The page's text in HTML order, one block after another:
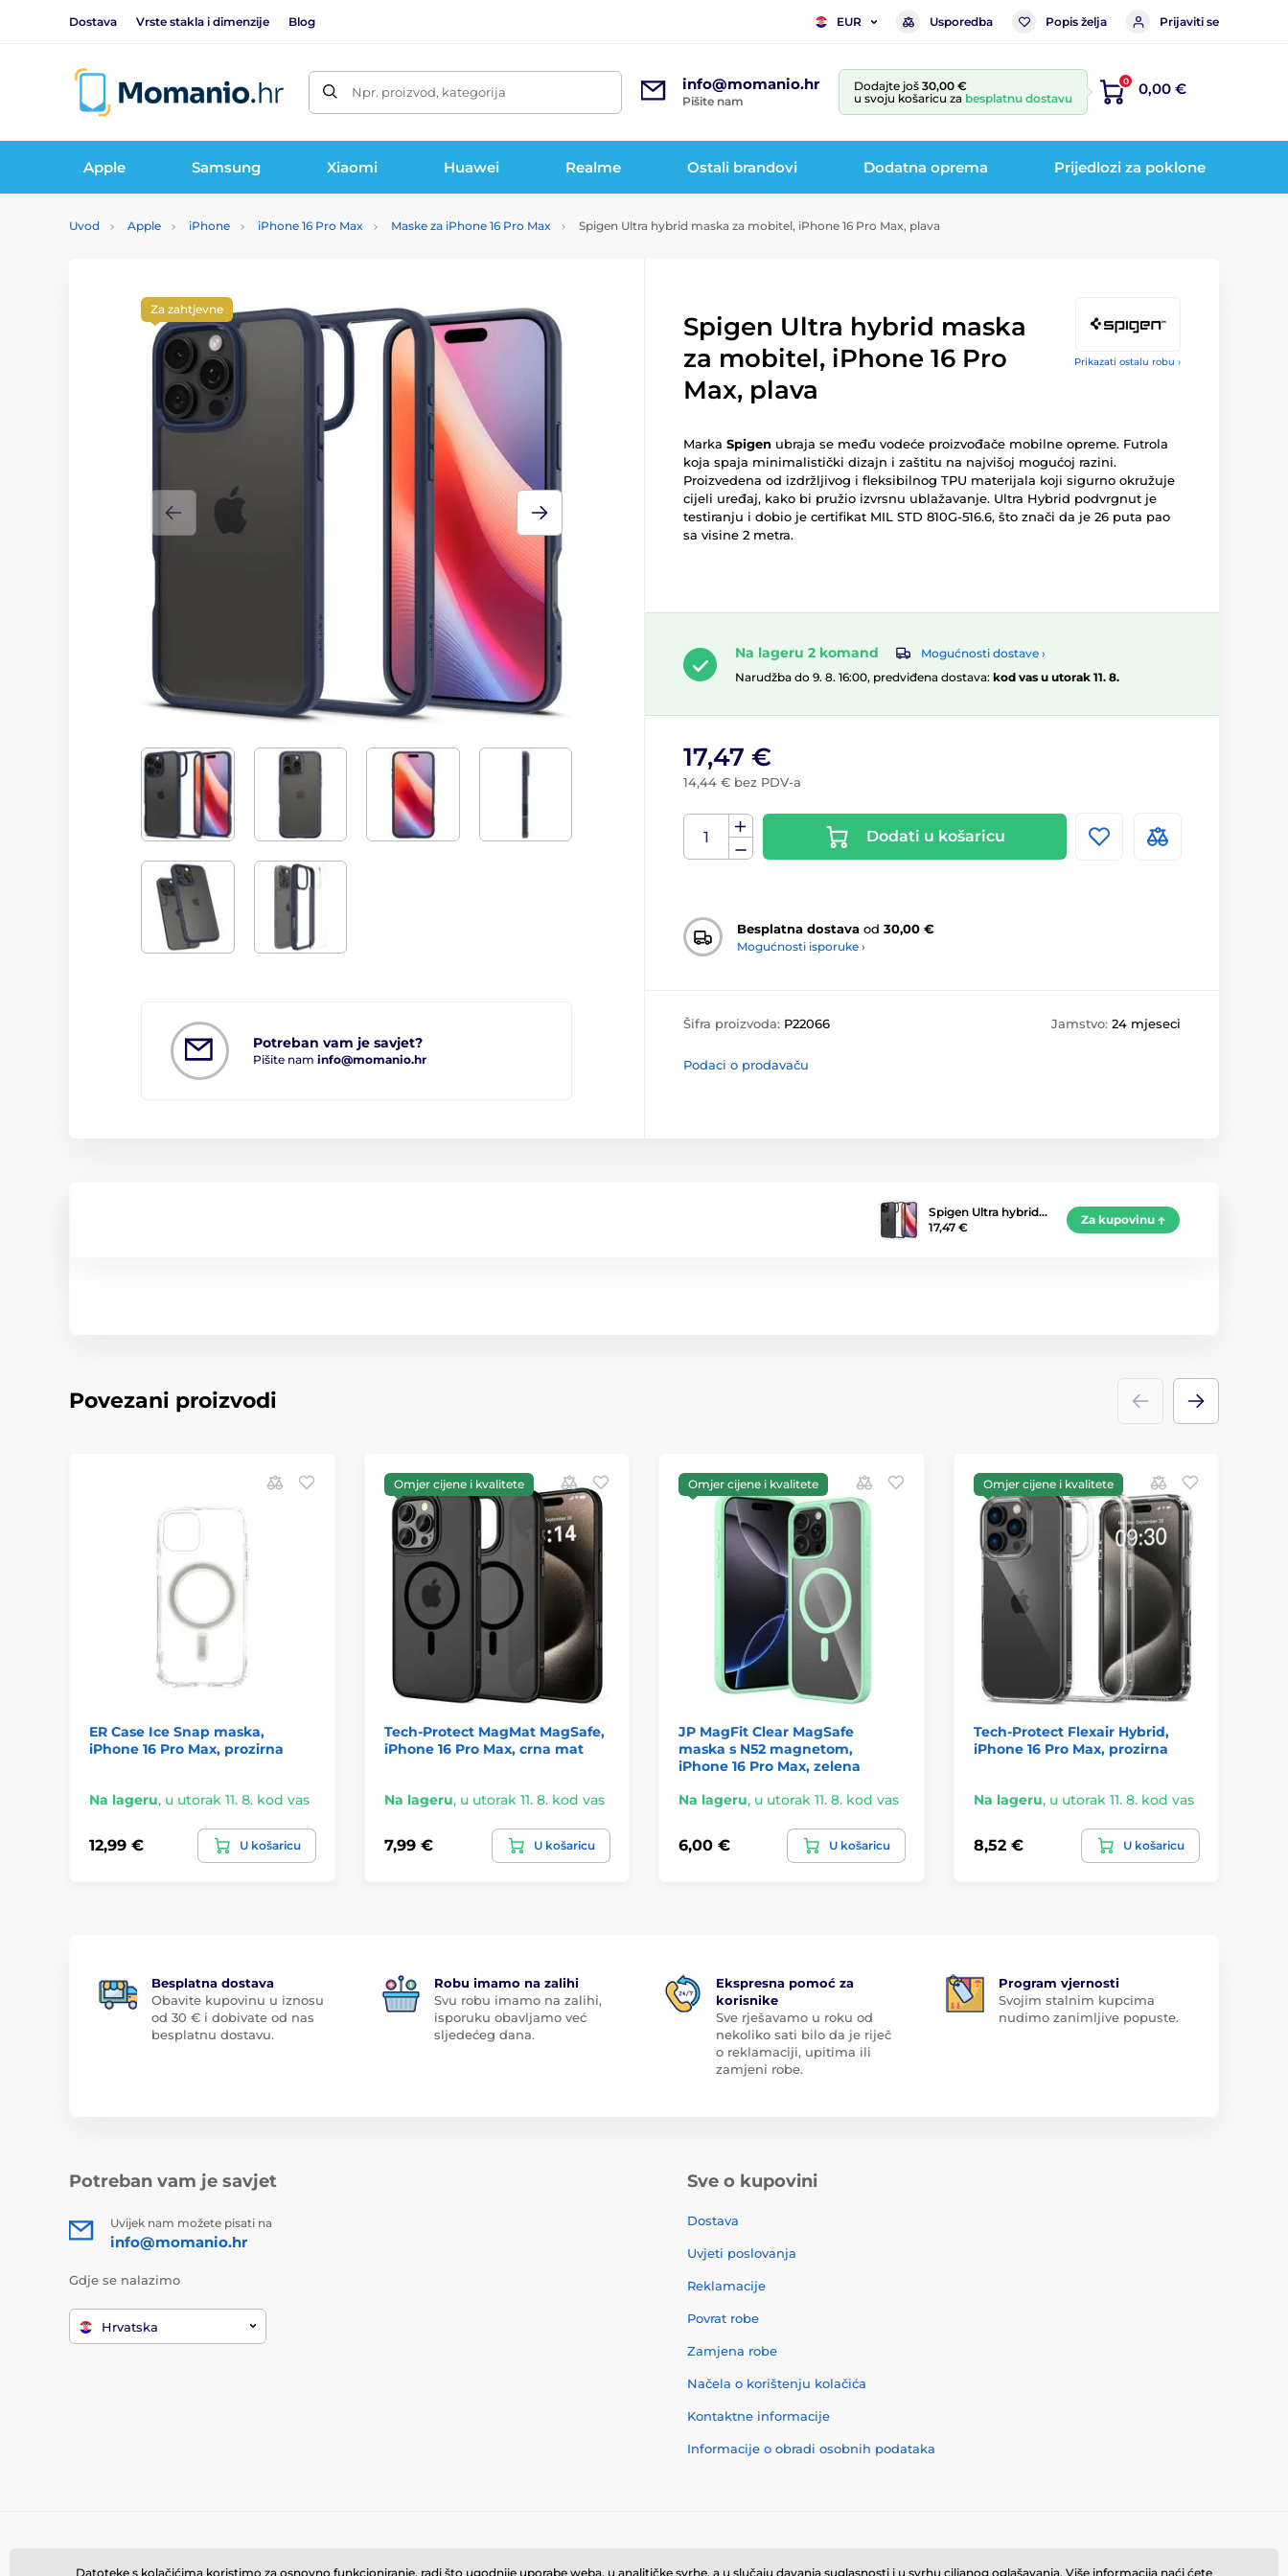
Dostava Vrste stakla i dimenzije Blog EUR Usporedba Popis želja Prijaviti se
Npr. proizvod, kategorija info@momanio.hr
Pišite nam
Dodajte još 30,00 €
u svoju košaricu za besplatnu dostavu
0 0,00 €
Apple Samsung Xiaomi Huawei Realme Ostali brandovi Dodatna oprema Prijedlozi za poklone
Uvod Apple iPhone iPhone 16 Pro Max Maske za iPhone 16 Pro Max Spigen Ultra hybrid maska za mobitel, iPhone 16 Pro Max, plava
Prikazati ostalu robu ›
Potreban vam je savjet?
Pišite nam info@momanio.hr
Za zahtjevne
Spigen Ultra hybrid maska
za mobitel, iPhone 16 Pro
Max, plava
Marka Spigen ubraja se među vodeće proizvođače mobilne opreme. Futrola
koja spaja minimalistički dizajn i zaštitu na najvišoj mogućoj razini.
Proizvedena od izdržljivog i fleksibilnog TPU materijala koji sigurno okružuje
cijeli uređaj, kako bi pružio izvrsnu ublažavanje. Ultra Hybrid podvrgnut je
testiranju i dobio je certifikat MIL STD 810G-516.6, što znači da je 26 puta pao
sa visine 2 metra.
Na lageru 2 komand
Mogućnosti dostave ›
Narudžba do 9. 8. 16:00, predviđena dostava: kod vas u utorak 11. 8.
17,47 €
14,44 € bez PDV-a
Dodati u košaricu
Besplatna dostava od 30,00 €
Mogućnosti isporuke ›
Šifra proizvoda: P22066 Jamstvo: 24 mjeseci
Podaci o prodavaču
Spigen Ultra hybrid…
17,47 €
Za kupovinu
Povezani proizvodi
ER Case Ice Snap maska,
iPhone 16 Pro Max, prozirna
Na lageru, u utorak 11. 8. kod vas
12,99 € U košaricu
Omjer cijene i kvalitete
Tech-Protect MagMat MagSafe,
iPhone 16 Pro Max, crna mat
Na lageru, u utorak 11. 8. kod vas
7,99 € U košaricu
Omjer cijene i kvalitete
JP MagFit Clear MagSafe
maska s N52 magnetom,
iPhone 16 Pro Max, zelena
Na lageru, u utorak 11. 8. kod vas
6,00 € U košaricu
Omjer cijene i kvalitete
Tech-Protect Flexair Hybrid,
iPhone 16 Pro Max, prozirna
Na lageru, u utorak 11. 8. kod vas
8,52 € U košaricu
Besplatna dostava
Obavite kupovinu u iznosu
od 30 € i dobivate od nas
besplatnu dostavu.
Robu imamo na zalihi
Svu robu imamo na zalihi,
isporuku obavljamo već
sljedećeg dana.
Ekspresna pomoć za
korisnike
Sve rješavamo u roku od
nekoliko sati bilo da je riječ
o reklamaciji, upitima ili
zamjeni robe.
Program vjernosti
Svojim stalnim kupcima
nudimo zanimljive popuste.
Potreban vam je savjet
Uvijek nam možete pisati na
info@momanio.hr
Gdje se nalazimo
Hrvatska
Sve o kupovini
Dostava
Uvjeti poslovanja
Reklamacije
Povrat robe
Zamjena robe
Načela o korištenju kolačića
Kontaktne informacije
Informacije o obradi osobnih podataka
Datoteke s kolačićima koristimo za osnovno funkcioniranje, radi što ugodnije uporabe weba, u analitičke svrhe, a u slučaju davanja suglasnosti i u svrhu ciljanog oglašavanja. Više informacija naći ćete